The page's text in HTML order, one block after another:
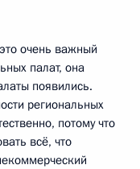
очень важный
палат, она
появились.
региональных
потому что
всё, что